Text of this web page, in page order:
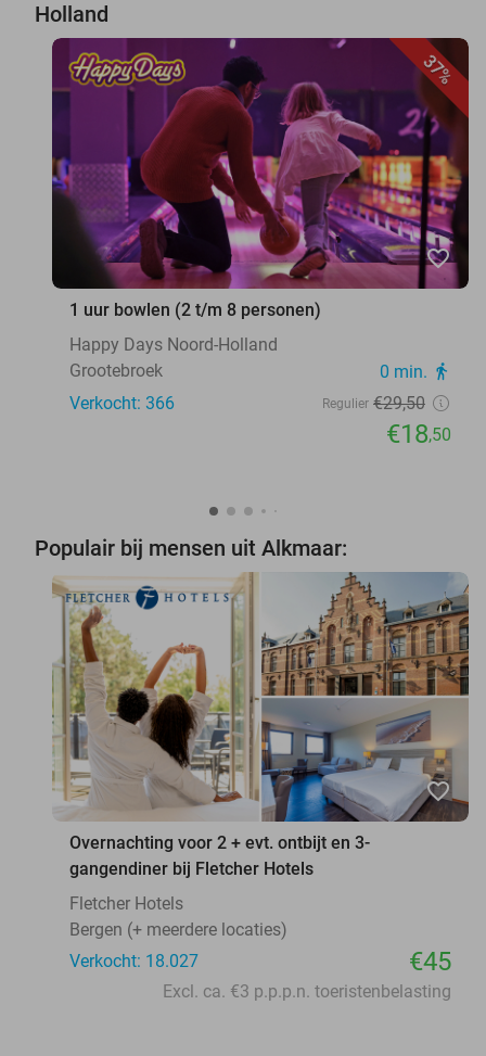
Holland
37%
favorite_border
1 uur bowlen (2 t/m 8 personen)
Happy Days Noord-Holland
Grootebroek
0 min. directions_walk
Verkocht: 366 Regulier €29,50
€18,50
Populair bij mensen uit Alkmaar:
favorite_border
Overnachting voor 2 + evt. ontbijt en 3-
gangendiner bij Fletcher Hotels
Fletcher Hotels
Bergen (+ meerdere locaties)
Verkocht: 18.027
€45
Excl. ca. €3 p.p.p.n. toeristenbelasting